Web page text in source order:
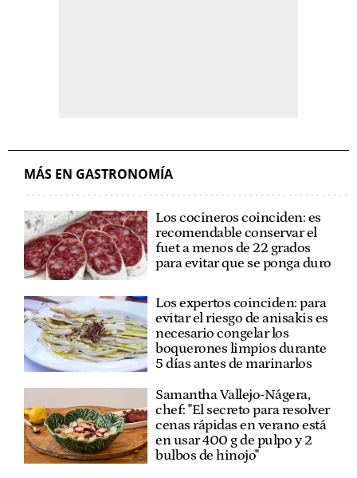
MÁS EN GASTRONOMÍA
Los cocineros coinciden: es
recomendable conservar el
fuet a menos de 22 grados
para evitar que se ponga duro
Los expertos coinciden: para
evitar el riesgo de anisakis es
necesario congelar los
boquerones limpios durante
5 días antes de marinarlos
Samantha Vallejo-Nágera,
chef: "El secreto para resolver
cenas rápidas en verano está
en usar 400 g de pulpo y 2
bulbos de hinojo"